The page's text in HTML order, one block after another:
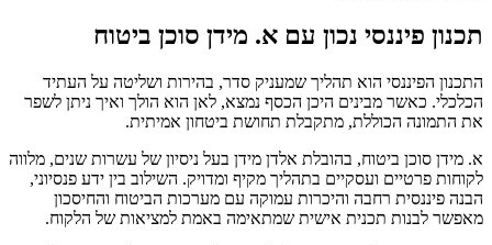
תכנון פיננסי נכון עם א. מידן סוכן ביטוח
התכנון הפיננסי הוא תהליך שמעניק סדר, בהירות ושליטה על העתיד
הכלכלי. כאשר מבינים היכן הכסף נמצא, לאן הוא הולך ואיך ניתן לשפר
את התמונה הכוללת, מתקבלת תחושת ביטחון אמיתית.
א. מידן סוכן ביטוח, בהובלת אלדן מידן בעל ניסיון של עשרות שנים, מלווה
לקוחות פרטיים ועסקיים בתהליך מקיף ומדויק. השילוב בין ידע פנסיוני,
הבנה פיננסית רחבה והיכרות עמוקה עם מערכות הביטוח והחיסכון
מאפשר לבנות תכנית אישית שמתאימה באמת למציאות של הלקוח.